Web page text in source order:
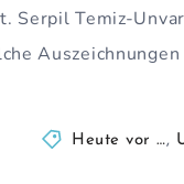
Serpil Temiz-
Heute vor …,